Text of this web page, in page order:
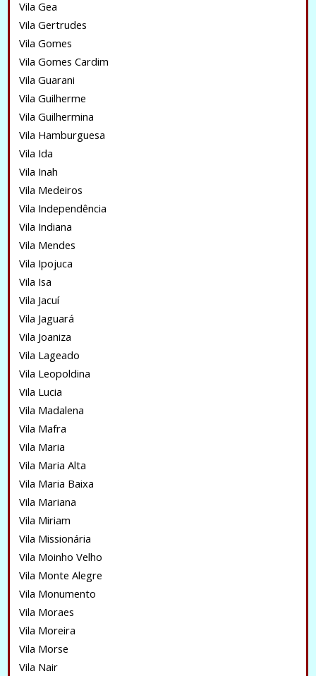
Vila Gea
Vila Gertrudes
Vila Gomes
Vila Gomes Cardim
Vila Guarani
Vila Guilherme
Vila Guilhermina
Vila Hamburguesa
Vila Ida
Vila Inah
Vila Medeiros
Vila Independência
Vila Indiana
Vila Mendes
Vila Ipojuca
Vila Isa
Vila Jacuí
Vila Jaguará
Vila Joaniza
Vila Lageado
Vila Leopoldina
Vila Lucia
Vila Madalena
Vila Mafra
Vila Maria
Vila Maria Alta
Vila Maria Baixa
Vila Mariana
Vila Miriam
Vila Missionária
Vila Moinho Velho
Vila Monte Alegre
Vila Monumento
Vila Moraes
Vila Moreira
Vila Morse
Vila Nair